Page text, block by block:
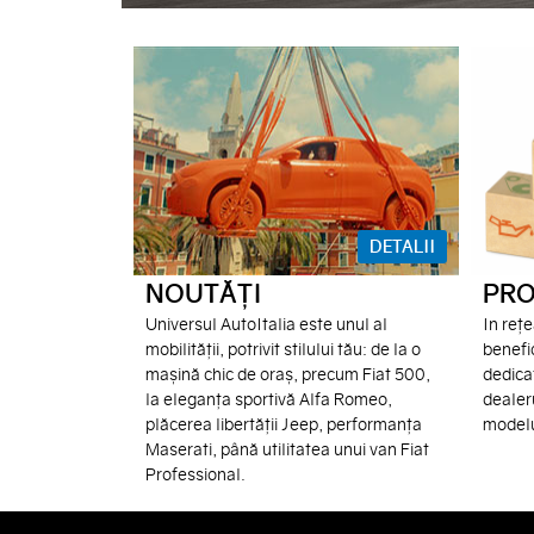
DETALII
NOUTĂȚI
Universul AutoItalia este unul al
mobilității, potrivit stilului tău: de la o
mașină chic de oraș, precum Fiat 500,
la eleganța sportivă Alfa Romeo,
plăcerea libertății Jeep, performanța
Maserati, până utilitatea unui van Fiat
Professional.
In